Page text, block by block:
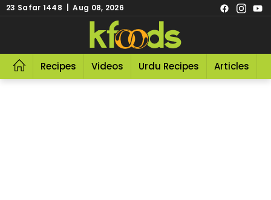
23 Safar 1448 | Aug 08, 2026
Recipes Videos Urdu Recipes Articles